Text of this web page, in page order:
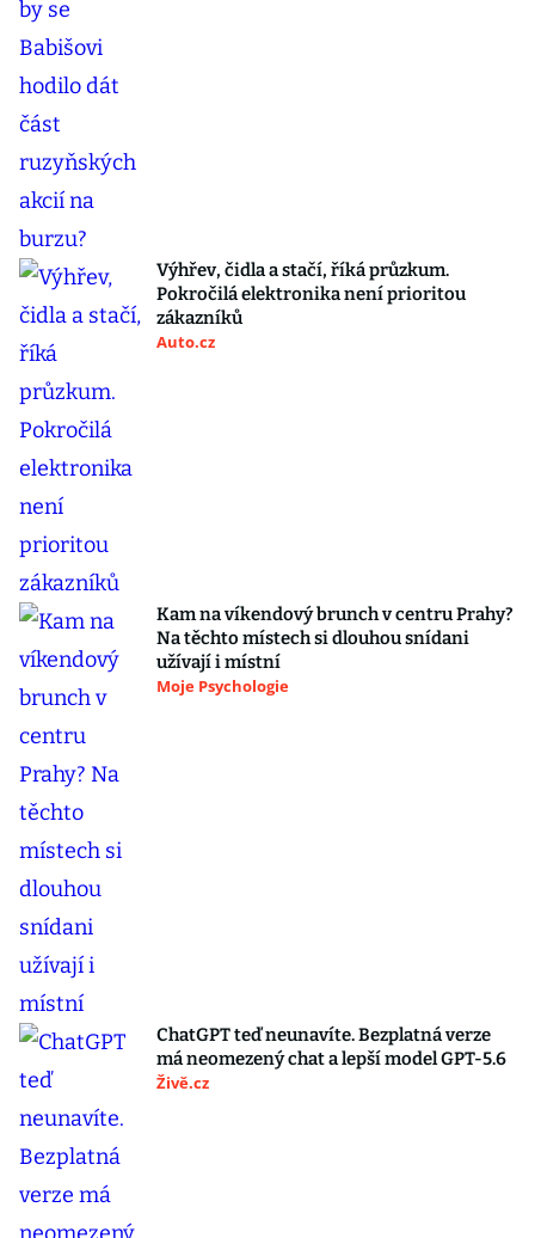
Výhřev, čidla a stačí, říká průzkum.
Pokročilá elektronika není prioritou
zákazníků
Auto.cz
Kam na víkendový brunch v centru Prahy?
Na těchto místech si dlouhou snídani
užívají i místní
Moje Psychologie
ChatGPT teď neunavíte. Bezplatná verze
má neomezený chat a lepší model GPT-5.6
Živě.cz